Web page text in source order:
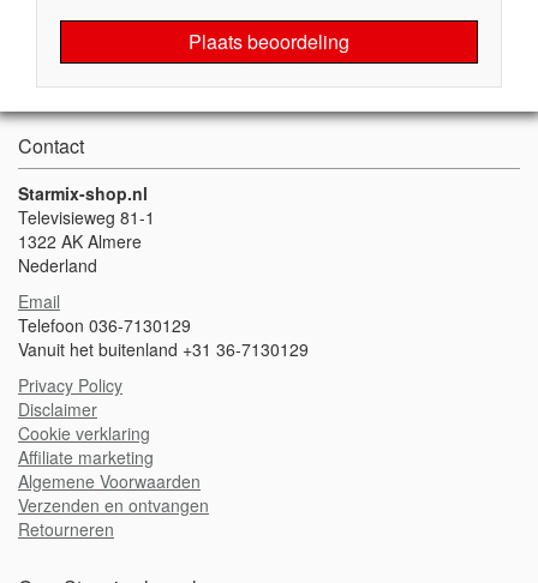
Plaats beoordeling
Contact
Starmix-shop.nl
Televisieweg 81-1
1322 AK Almere
Nederland
Email
Telefoon 036-7130129
Vanuit het buitenland +31 36-7130129
Privacy Policy
Disclaimer
Cookie verklaring
Affiliate marketing
Algemene Voorwaarden
Verzenden en ontvangen
Retourneren